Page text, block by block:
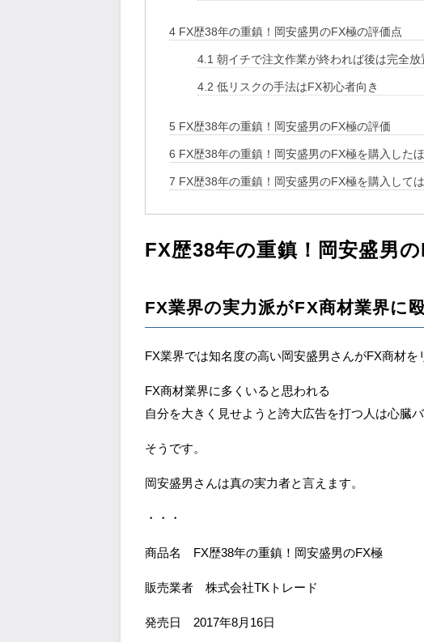
4FX歴38年の重鎮！岡安盛男のFX極の評価点
4.1 朝イチで注文作業が終われば後は完全放
4.2 低リスクの手法はFX初心者向き
5FX歴38年の重鎮！岡安盛男のFX極の評価
6 FX歴38年の重鎮！岡安盛男のFX極を購入した
7 FX歴38年の重鎮！岡安盛男のFX極を購入して
FX歴38年の重鎮！岡安盛男
FX業界の実力派がFX商材業界に
FX業界では知名度の高い岡安盛男さんがFX商材を
FX商材業界に多くいると思われる
自分を大きく見せようと誇大広告を打つ人は心臓バ
そうです。
岡安盛男さんは真の実力者と言えます。
・・・
商品名 FX歴38年の重鎮！岡安盛男のFX極
販売業者 株式会社TKトレード
発売日 2017年8月16日